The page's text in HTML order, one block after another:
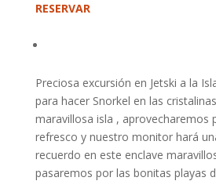
RESERVAR
Preciosa excursión en Jetski a la
para hacer Snorkel en las
maravillosa isla , aprovecharemos
refresco y nuestro monitor hará
recuerdo en este enclave
pasaremos por las bonitas playas